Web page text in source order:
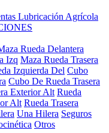
Lubricación Agrícola
Rueda Delantera
Izq Maza Rueda Trasera
Izquierda Del Cubo
Cubo De Rueda Trasera
Exterior Alt Rueda
Alt Rueda Trasera
Una Hilera Seguros
Otros